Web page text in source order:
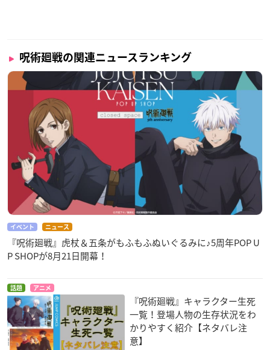
呪術廻戦の関連ニュースランキング
イベント ニュース
『呪術廻戦』虎杖＆五条がもふもふぬいぐるみに♪5周年POP U
P SHOPが8月21日開幕！
話題 アニメ
『呪術廻戦』キャラクター生死
一覧！登場人物の生存状況をわ
かりやすく紹介【ネタバレ注
意】